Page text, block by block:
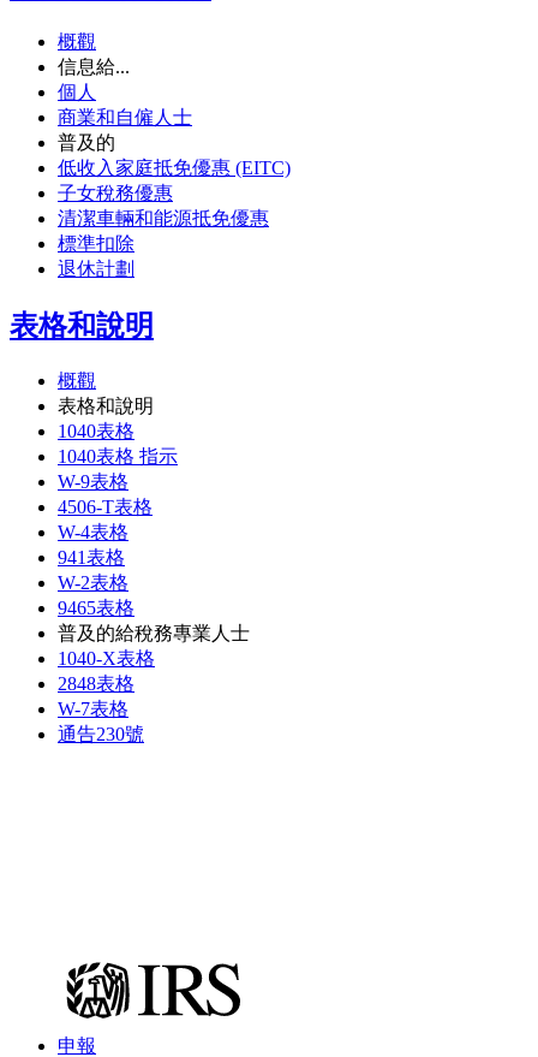
概觀
信息給...
個人
商業和自僱人士
普及的
低收入家庭抵免優惠 (EITC)
子女稅務優惠
清潔車輛和能源抵免優惠
標準扣除
退休計劃
表格和說明
概觀
表格和說明
1040表格
1040表格 指示
W-9表格
4506-T表格
W-4表格
941表格
W-2表格
9465表格
普及的給稅務專業人士
1040-X表格
2848表格
W-7表格
通告230號
申報